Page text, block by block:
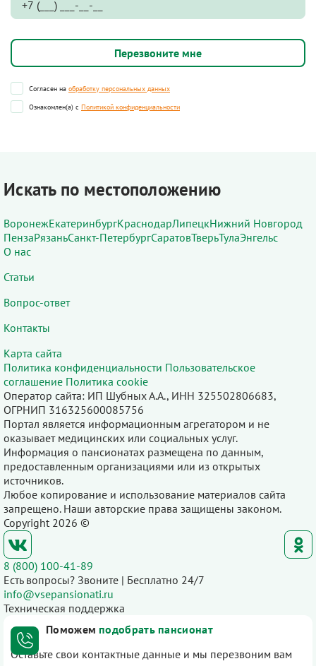
Согласен на обработку персональных данных
Ознакомлен(а) с Политикой конфиденциальности
Искать по местоположению
ВоронежЕкатеринбургКраснодарЛипецкНижний Новгород
ПензаРязаньСанкт-ПетербургСаратовТверьТулаЭнгельс
О нас
Статьи
Вопрос-ответ
Контакты
Карта сайта
Политика конфиденциальности Пользовательское
соглашение Политика cookie
Оператор сайта: ИП Шубных А.А., ИНН 325502806683,
ОГРНИП 316325600085756
Портал является информационным агрегатором и не
оказывает медицинских или социальных услуг.
Информация о пансионатах размещена по данным,
предоставленным организациями или из открытых
источников.
Любое копирование и использование материалов сайта
запрещено. Наши авторские права защищены законом.
Copyright 2026 ©
8 (800) 100-41-89
Есть вопросы? Звоните | Бесплатно 24/7
info@vsepansionati.ru
Техническая поддержка
Поможем подобрать пансионат
Оставьте свои контактные данные и мы перезвоним вам